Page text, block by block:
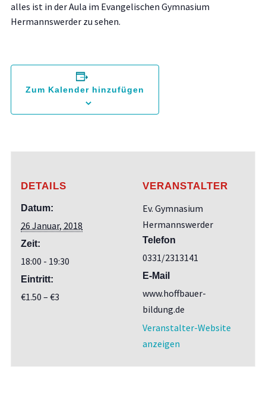
alles ist in der Aula im Evangelischen Gymnasium
Hermannswerder zu sehen.
Zum Kalender hinzufügen
DETAILS
Datum:
26 Januar, 2018
Zeit:
18:00 - 19:30
Eintritt:
€1.50 – €3
VERANSTALTER
Ev. Gymnasium
Hermannswerder
Telefon
0331/2313141
E-Mail
www.hoffbauer-
bildung.de
Veranstalter-Website
anzeigen